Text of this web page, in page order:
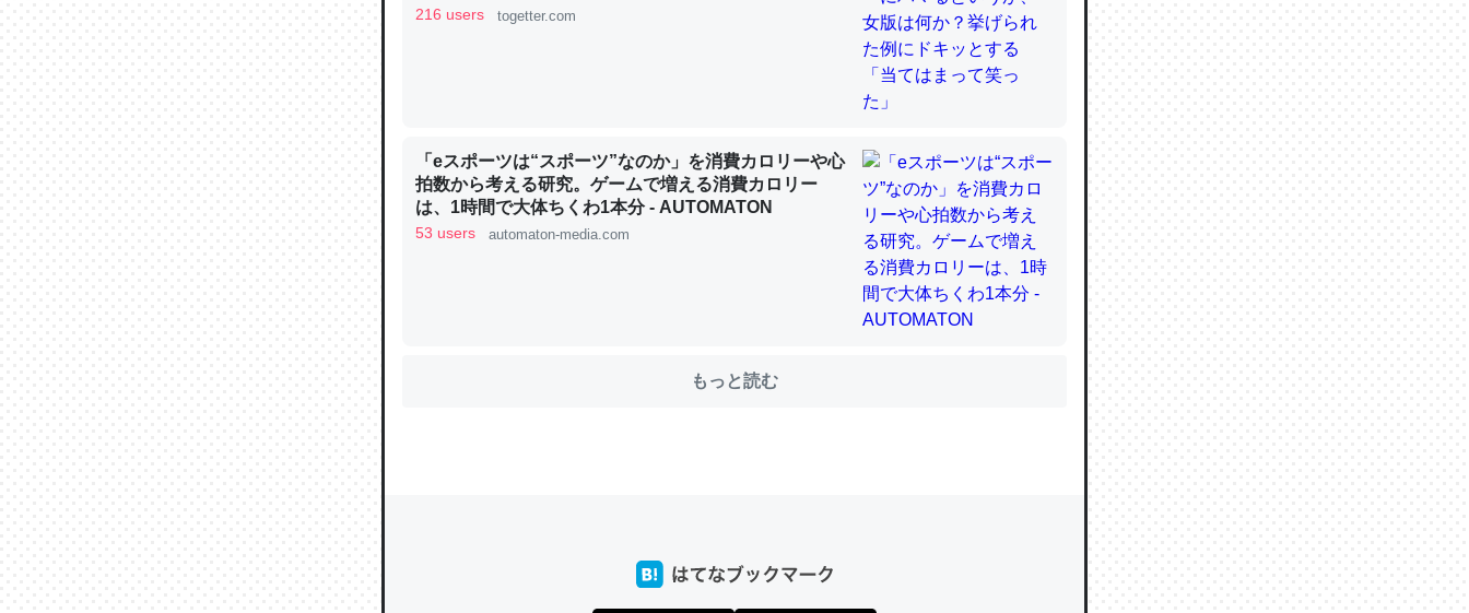
これを元に考えるとカルシウムを大量に使う脊椎動物と貝類は苦労してるんだな…。腹足
─ニュース :: 【研究発表】昆虫学の大問題＝「昆虫はなぜ海にいないのか」に関する新仮説
ウチもEchoを実家に置いて４年。でたまに覗いてる。ぼちぼちRingも置こうかと画策
中。あと、Googleマップで位置情報を共有してる。電池残量や充電中かが分かるのでこ
─たまにLINEするくらいだった遠方の父67歳と僕。ITツール導入でコミュニケーションが劇的に変化し
216 users togetter.com
「eスポーツは“スポーツ”なのか」を消費カロリーや心
拍数から考える研究。ゲームで増える消費カロリー
は、1時間で大体ちくわ1本分 - AUTOMATON
53 users automaton-media.com
もっと読む